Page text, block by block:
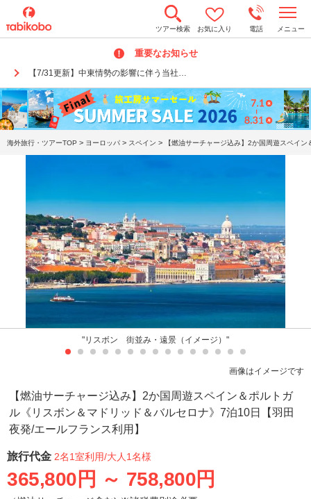
ツアー検索 お気に入り 電話 メニュー
重要なお知らせ
【7/31更新】中東情勢の影響に伴う当社…
o
n
a
v
i
g
a
海外旅行・ツアーTOP > ヨーロッパ > スペイン > 【燃油サーチャージ込み】2か国周遊スペイ
"リスボン 街並み・遠景（イメージ）"
画像はイメージです
【燃油サーチャージ込み】2か国周遊スペイン＆ポルトガ
ル《リスボン＆マドリッド＆バルセロナ》7泊10日【羽田
夜発/エールフランス利用】
旅行代金 2名1室利用/大人1名様
365,800円 ～ 758,800円